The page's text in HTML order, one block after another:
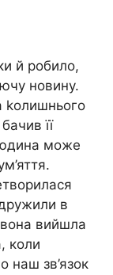
й робило,
новину.
kолишнього
її
може
в
вона вийшла
коли
наш зв’язок